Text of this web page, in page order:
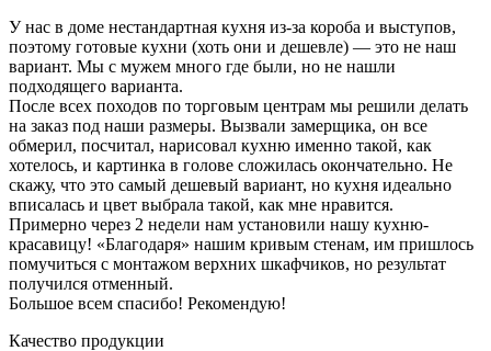
У нас в доме нестандартная кухня из-за короба и выступов,
поэтому готовые кухни (хоть они и дешевле) — это не наш
вариант. Мы с мужем много где были, но не нашли
подходящего варианта.
После всех походов по торговым центрам мы решили делать
на заказ под наши размеры. Вызвали замерщика, он все
обмерил, посчитал, нарисовал кухню именно такой, как
хотелось, и картинка в голове сложилась окончательно. Не
скажу, что это самый дешевый вариант, но кухня идеально
вписалась и цвет выбрала такой, как мне нравится.
Примерно через 2 недели нам установили нашу кухню-
красавицу! «Благодаря» нашим кривым стенам, им пришлось
помучиться с монтажом верхних шкафчиков, но результат
получился отменный.
Большое всем спасибо! Рекомендую!
Качество продукции